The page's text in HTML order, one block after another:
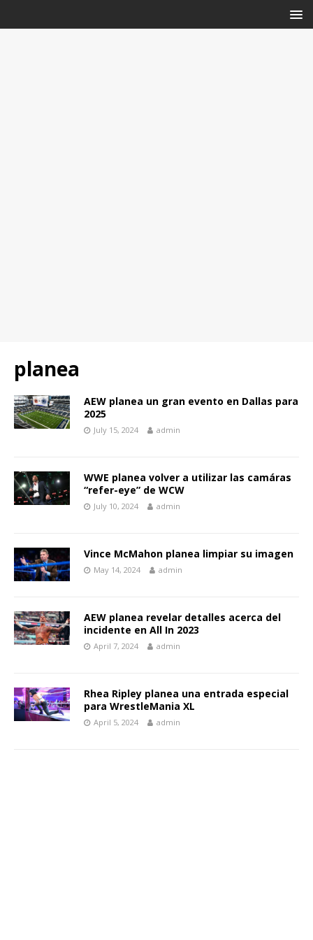
planea
AEW planea un gran evento en Dallas para
2025
July 15, 2024 admin
WWE planea volver a utilizar las camáras
“refer-eye” de WCW
July 10, 2024 admin
Vince McMahon planea limpiar su imagen
May 14, 2024 admin
AEW planea revelar detalles acerca del
incidente en All In 2023
April 7, 2024 admin
Rhea Ripley planea una entrada especial
para WrestleMania XL
April 5, 2024 admin